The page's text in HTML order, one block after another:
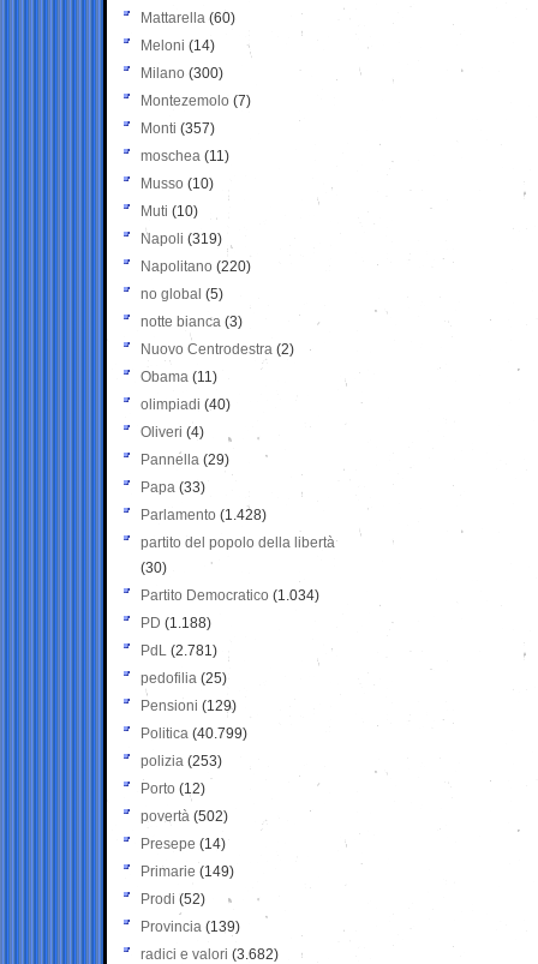
Mattarella (60)
Meloni (14)
Milano (300)
Montezemolo (7)
Monti (357)
moschea (11)
Musso (10)
Muti (10)
Napoli (319)
Napolitano (220)
no global (5)
notte bianca (3)
Nuovo Centrodestra (2)
Obama (11)
olimpiadi (40)
Oliveri (4)
Pannella (29)
Papa (33)
Parlamento (1.428)
partito del popolo della libertà
(30)
Partito Democratico (1.034)
PD (1.188)
PdL (2.781)
pedofilia (25)
Pensioni (129)
Politica (40.799)
polizia (253)
Porto (12)
povertà (502)
Presepe (14)
Primarie (149)
Prodi (52)
Provincia (139)
radici e valori (3.682)